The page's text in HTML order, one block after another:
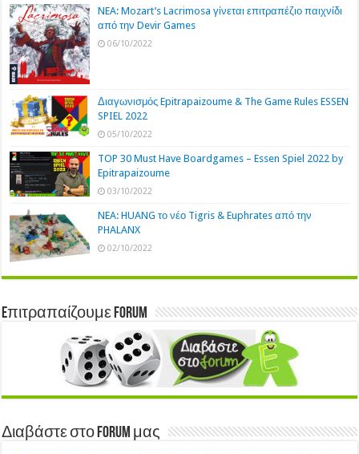
NEA: Mozart’s Lacrimosa γίνεται επιτραπέζιο παιχνίδι
από την Devir Games
06/10/2022
Διαγωνισμός Epitrapaizoume & The Game Rules ESSEN
SPIEL 2022
05/10/2022
TOP 30 Must Have Boardgames – Essen Spiel 2022 by
Epitrapaizoume
03/10/2022
NEA: HUANG το νέο Tigris & Euphrates από την
PHALANX
02/10/2022
Eπιτραπαίζουμε Forum
Διαβάστε στο Forum μας